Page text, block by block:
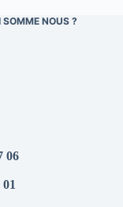
SOMME NOUS ?
06